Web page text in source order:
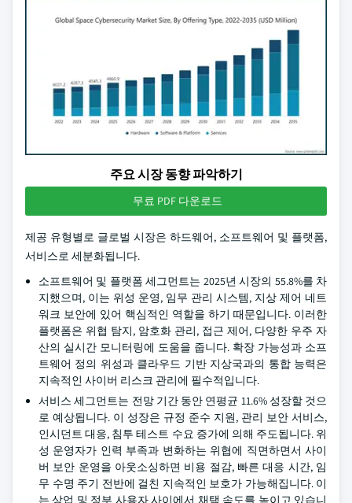
주요 시장 동향 파악하기
무료 PDF 다운로드
제공 유형별로 글로벌 시장은 하드웨어, 소프트웨어 및 플랫폼,
서비스로 세분화됩니다.
소프트웨어 및 플랫폼 세그먼트는 2025년 시장의 55.8%를 차
지했으며, 이는 위성 운영, 임무 관리 시스템, 지상 제어 네트
워크 보안에 있어 핵심적인 역할을 하기 때문입니다. 이러한
플랫폼은 위협 탐지, 암호화 관리, 접근 제어, 다양한 우주 자
산의 실시간 모니터링에 도움을 줍니다. 확장 가능성과 소프
트웨어 정의 위성과 클라우드 기반 지상국과의 통합 능력은
지속적인 사이버 리스크 관리에 필수적입니다.
서비스 세그먼트는 전망 기간 동안 연평균 11.6% 성장할 것으
로 예상됩니다. 이 성장은 규정 준수 지원, 관리 보안 서비스,
인시던트 대응, 침투 테스트 수요 증가에 의해 주도됩니다. 위
성 운영자가 인력 부족과 변화하는 위협에 직면하면서 사이
버 보안 운영을 아웃소싱하면 비용 절감, 빠른 대응 시간, 임
무 수명 주기 전반에 걸친 지속적인 보호가 가능해집니다. 이
는 상업 및 정부 사용자 사이에서 채택 속도를 높이고 있습니